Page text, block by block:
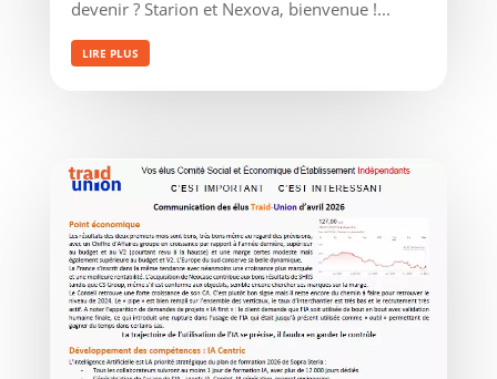
devenir ? Starion et Nexova, bienvenue !...
LIRE PLUS